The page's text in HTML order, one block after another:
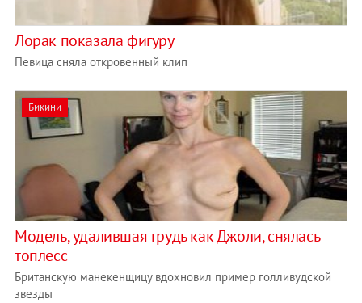
Лорак показала фигуру
Певица сняла откровенный клип
Бикини
Модель, удалившая грудь как Джоли, снялась
топлесс
Британскую манекенщицу вдохновил пример голливудской
звезды